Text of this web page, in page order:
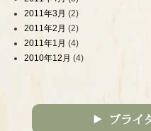
2011年3月 (2)
2011年2月 (2)
2011年1月 (4)
2010年12月 (4)